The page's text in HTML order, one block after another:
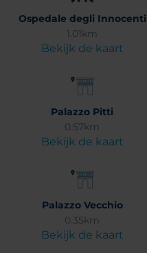
Ospedale degli Innocenti
1.01km
Bekijk de kaart
Palazzo Pitti
0.57km
Bekijk de kaart
Palazzo Vecchio
0.35km
Bekijk de kaart